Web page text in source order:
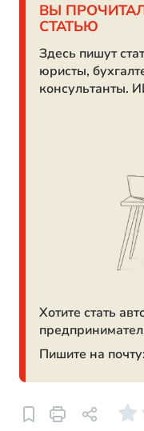
ВЫ
СТАТЬЮ
Здесь пишут
юристы,
консультанты.
Хотите стать
Пишите на почту: